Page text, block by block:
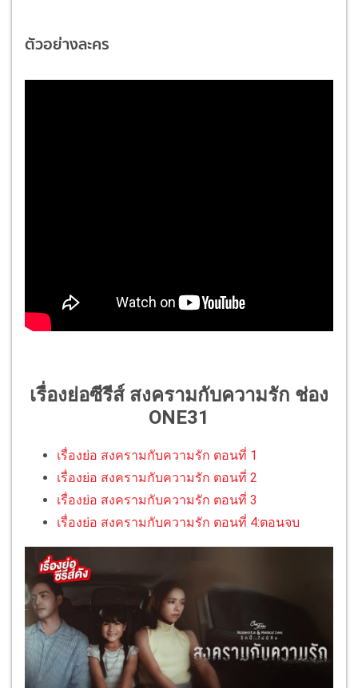
ตัวอย่างละคร
เรื่องย่อซีรีส์ สงครามกับความรัก ช่อง
ONE31
เรื่องย่อ สงครามกับความรัก ตอนที่ 1
เรื่องย่อ สงครามกับความรัก ตอนที่ 2
เรื่องย่อ สงครามกับความรัก ตอนที่ 3
เรื่องย่อ สงครามกับความรัก ตอนที่ 4:ตอนจบ